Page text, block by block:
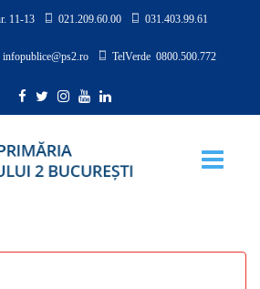
11-13 021.209.60.00 031.403.99.61
infopublice@ps2.ro TelVerde 0800.500.772